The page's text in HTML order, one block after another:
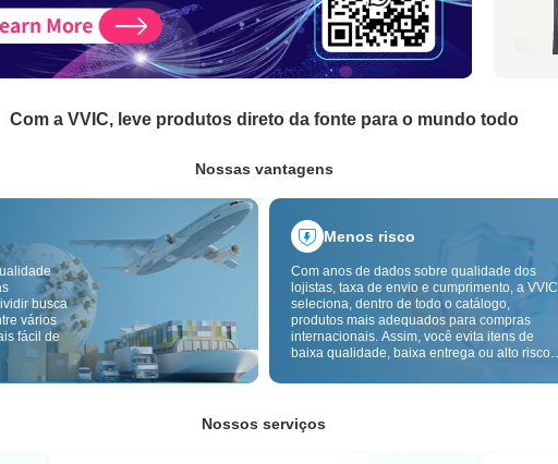
Com a VVIC, leve produtos direto da fonte para o mundo todo
Nossas vantagens
busca
vários
fácil de
Menos risco
Com anos de dados sobre qualidade dos
lojistas, taxa de envio e cumprimento, a VVIC
seleciona, dentro de todo o catálogo,
produtos mais adequados para compras
internacionais. Assim, você evita itens de
baixa qualidade, baixa entrega ou alto risco,
inspeção de qualidade transfronteiriça e as
riscos de qualidade, alfândega e pós-venda.
Nossos serviços